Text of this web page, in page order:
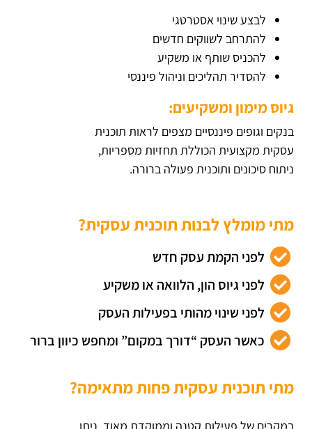
לבצע שינוי אסטרטגי
להתרחב לשווקים חדשים
להכניס שותף או משקיע
להסדיר תהליכים וניהול פיננסי
גיוס מימון ומשקיעים:
בנקים וגופים פיננסיים מצפים לראות תוכנית
עסקית מקצועית הכוללת תחזיות מספריות,
ניתוח סיכונים ותוכנית פעולה ברורה.
מתי מומלץ לבנות תוכנית עסקית?
לפני הקמת עסק חדש
לפני גיוס הון, הלוואה או משקיע
לפני שינוי מהותי בפעילות העסק
כאשר העסק “דורך במקום” ומחפש כיוון ברור
מתי תוכנית עסקית פחות מתאימה?
במקרים של פעילות קטנה וממוקדת מאוד, ניתן